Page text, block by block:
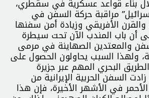
بناء قواعد عسكرية في سقطري،
مراقبة حركة السفن في
الأفريقي وزيادة أمن سفنها
إلى أن باب المندب الآن تحت سيطرة
والمعتدين الصهاينة في مرمى
ولهذا السبب يحاولون الحصول على
البحري المهم عبر جزيرة
السفن الحربية الإيرانية من
في الأشهر الأخيرة، فإن هذا